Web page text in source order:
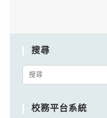
搜尋
Search
校務平台系統